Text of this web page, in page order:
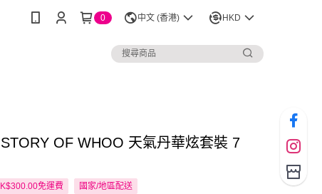
0 中文 (香港) HKD
OF WHOO 天氣丹華炫套裝 7
免運費 國家/地區配送